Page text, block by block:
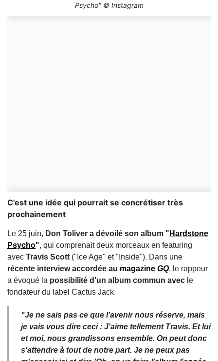
Psycho" © Instagram
C'est une idée qui pourrait se concrétiser très
prochainement
Le 25 juin, Don Toliver a dévoilé son album " Hardstone
Psycho", qui comprenait deux morceaux en featuring
avec Travis Scott ("Ice Age" et "Inside"). Dans une
récente interview accordée au magazine GQ, le rappeur
a évoqué la possibilité d'un album commun avec le
fondateur du label Cactus Jack.
"Je ne sais pas ce que l'avenir nous réserve, mais
je vais vous dire ceci : J'aime tellement Travis. Et lui
et moi, nous grandissons ensemble. On peut donc
s'attendre à tout de notre part. Je ne peux pas